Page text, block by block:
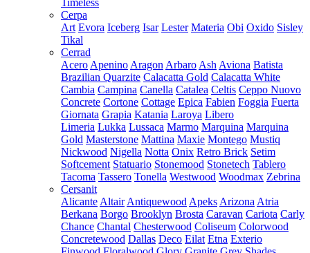
Timeless
Cerpa
Art Evora Iceberg Isar Lester Materia Obi Oxido Sisley
Tikal
Cerrad
Acero Apenino Aragon Arbaro Ash Aviona Batista
Brazilian Quarzite Calacatta Gold Calacatta White
Cambia Campina Canella Catalea Celtis Ceppo Nuovo
Concrete Cortone Cottage Epica Fabien Foggia Fuerta
Giornata Grapia Katania Laroya Libero
Limeria Lukka Lussaca Marmo Marquina Marquina
Gold Masterstone Mattina Maxie Montego Mustiq
Nickwood Nigella Notta Onix Retro Brick Setim
Softcement Statuario Stonemood Stonetech Tablero
Tacoma Tassero Tonella Westwood Woodmax Zebrina
Cersanit
Alicante Altair Antiquewood Apeks Arizona Atria
Berkana Borgo Brooklyn Brosta Caravan Cariota Carly
Chance Chantal Chesterwood Coliseum Colorwood
Concretewood Dallas Deco Eilat Etna Exterio